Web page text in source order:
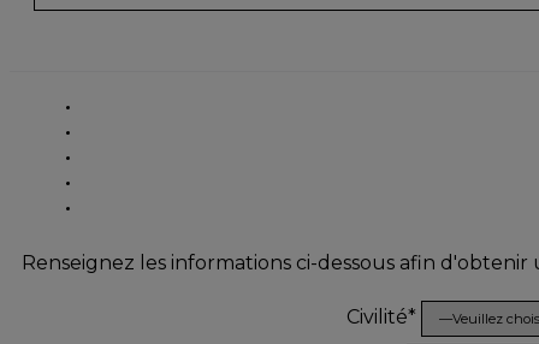
Renseignez les informations ci-dessous afin
Civilité*